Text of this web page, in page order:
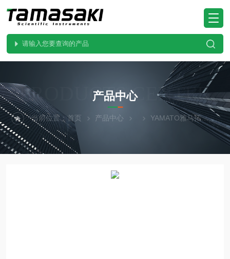
PRODUCTS CENTER
产品中心
当前位置：首页 产品中心 YAMATO雅马拓